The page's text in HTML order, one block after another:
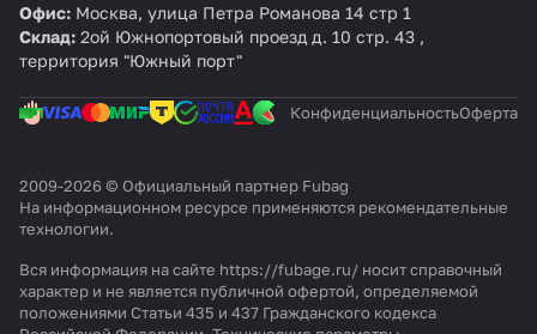
Офис: Москва, улица Петра Романова 14 стр 1
Склад: 2ой Южнопортовый проезд д. 10 стр. 43 ,
территория "Южный порт"
КонфиденциальностьОферта
2009-2026 © Официальный партнер Fubag
На информационном ресурсе применяются рекомендательные
технологии.
Вся информация на сайте https://fubage.ru/ носит справочный
характер и не является публичной офертой, определяемой
положениями Статьи 435 и 437 Гражданского кодекса